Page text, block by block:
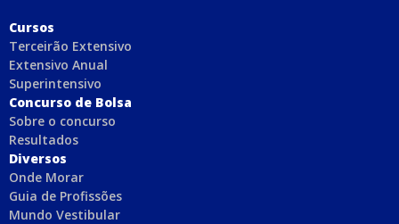
Cursos
Terceirão Extensivo
Extensivo Anual
Superintensivo
Concurso de Bolsa
Sobre o concurso
Resultados
Diversos
Onde Morar
Guia de Profissões
Mundo Vestibular